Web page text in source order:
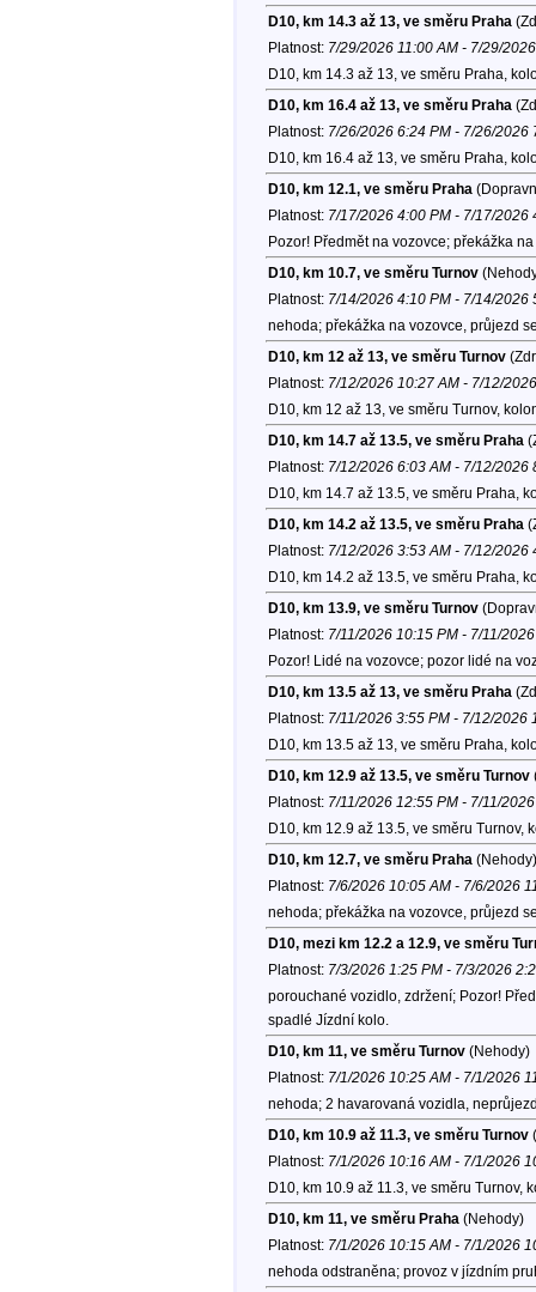
D10, km 14.3 až 13, ve směru Praha
Platnost: 7/29/2026 11:00 AM - 7/29/
D10, km 14.3 až 13, ve směru Praha,
D10, km 16.4 až 13, ve směru Praha
Platnost: 7/26/2026 6:24 PM - 7/26/2026
D10, km 16.4 až 13, ve směru Praha,
D10, km 12.1, ve směru Praha
Platnost: 7/17/2026 4:00 PM - 7/17/2026
Pozor! Předmět na vozovce; překážka
D10, km 10.7, ve směru Turnov
Platnost: 7/14/2026 4:10 PM - 7/14/2026
nehoda; překážka na vozovce, průjezd
D10, km 12 až 13, ve směru Turnov
Platnost: 7/12/2026 10:27 AM - 7/12/
D10, km 12 až 13, ve směru Turnov,
D10, km 14.7 až 13.5, ve směru Praha
Platnost: 7/12/2026 6:03 AM - 7/12/2026
D10, km 14.7 až 13.5, ve směru Praha,
D10, km 14.2 až 13.5, ve směru Praha
Platnost: 7/12/2026 3:53 AM - 7/12/2026
D10, km 14.2 až 13.5, ve směru Praha,
D10, km 13.9, ve směru Turnov
Platnost: 7/11/2026 10:15 PM - 7/11/
Pozor! Lidé na vozovce; pozor lidé na
D10, km 13.5 až 13, ve směru Praha
Platnost: 7/11/2026 3:55 PM - 7/12/2026
D10, km 13.5 až 13, ve směru Praha,
D10, km 12.9 až 13.5, ve směru Turnov
Platnost: 7/11/2026 12:55 PM - 7/11/
D10, km 12.9 až 13.5, ve směru Turnov,
D10, km 12.7, ve směru Praha (Nehody)
Platnost: 7/6/2026 10:05 AM - 7/6/2026
nehoda; překážka na vozovce, průjezd
D10, mezi km 12.2 a 12.9, ve směru
Platnost: 7/3/2026 1:25 PM - 7/3/2026
porouchané vozidlo, zdržení; Pozor!
spadlé Jízdní kolo.
D10, km 11, ve směru Turnov(Nehody)
Platnost: 7/1/2026 10:25 AM - 7/1/2026
nehoda; 2 havarovaná vozidla,
D10, km 10.9 až 11.3, ve směru Turnov
Platnost: 7/1/2026 10:16 AM - 7/1/2026
D10, km 10.9 až 11.3, ve směru Turnov,
D10, km 11, ve směru Praha (Nehody)
Platnost: 7/1/2026 10:15 AM - 7/1/2026
nehoda odstraněna; provoz v jízdním